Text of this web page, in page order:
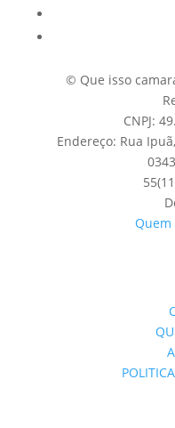
© Que isso
CNPJ:
Endereço: Rua
Quem